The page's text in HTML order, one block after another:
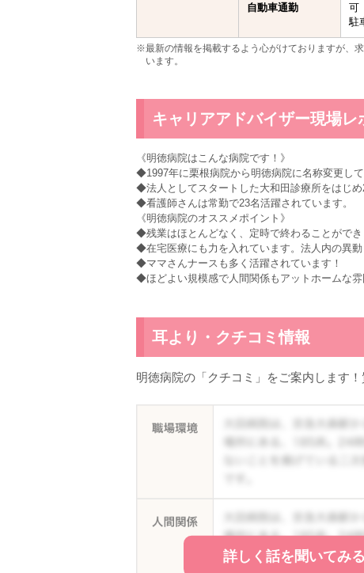
自動車通勤
可
駐
※最新の情報を掲載するよう心がけておりますが、
います。
キャリアアドバイザー現場レ
《明徳病院はこんな病院です！》
◆1997年に栗根病院から明徳病院に名称変更して
◆法人としてスタートした大和田診療所をはじ
◆看護師さんは常勤で23名活躍されています。
《明徳病院のオススメポイント》
◆残業はほとんどなく、定時で終わることがで
◆在宅医療にも力を入れています。法人内の異動
◆ママさんナースも多く活躍されています！
◆ほどよい規模感で人間関係もアットホームな
耳より・クチコミ情報
明徳病院の「クチコミ」をご案内します
詳しく話を聞いてみる